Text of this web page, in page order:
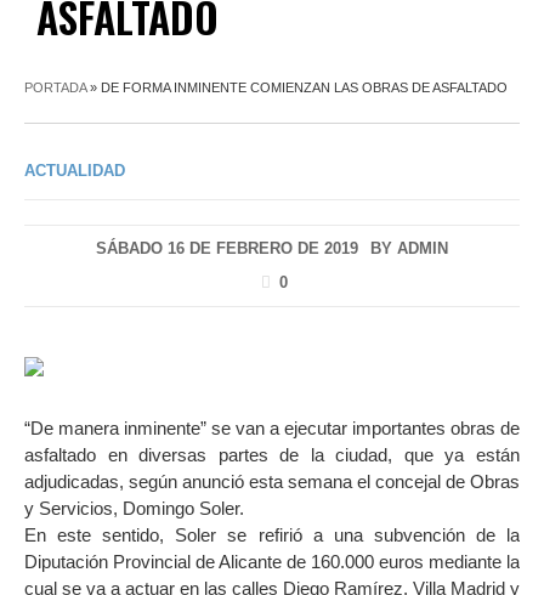
ASFALTADO
PORTADA» DE FORMA INMINENTE COMIENZAN LAS OBRAS DE ASFALTADO
ACTUALIDAD
SÁBADO 16 DE FEBRERO DE 2019 BY ADMIN
0
“De manera inminente” se van a ejecutar importantes obras de
asfaltado en diversas partes de la ciudad, que ya están
adjudicadas, según anunció esta semana el concejal de Obras
y Servicios, Domingo Soler.
En este sentido, Soler se refirió a una subvención de la
Diputación Provincial de Alicante de 160.000 euros mediante la
cual se va a actuar en las calles Diego Ramírez, Villa Madrid y